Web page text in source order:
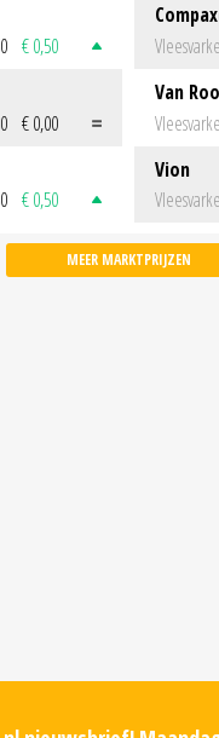
€ 0,50
€ 0,00
€ 0,50
Van
Vion
MEER MARKTPRIJZEN